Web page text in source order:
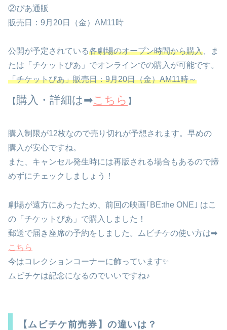
②ぴあ通販
販売日：9月20日（金）AM11時
公開が予定されている各劇場のオープン時間から購入、ま
たは「チケットぴあ」でオンラインでの購入が可能です。
「チケットぴあ」販売日：9月20日（金）AM11時～
【 購入・詳細は➡こちら 】
購入制限が12枚なので売り切れが予想されます。早めの
購入が安心ですね。
また、キャンセル発生時には再版される場合もあるので諦
めずにチェックしましょう！
劇場が遠方にあったため、前回の映画｢BE:the ONE｣ はこ
の「チケットぴあ」で購入しました！
郵送で届き座席の予約をしました。ムビチケの使い方は➡
こちら
今はコレクションコーナーに飾っています✨
ムビチケは記念になるのでいいですね♪
【ムビチケ前売券】の違いは？